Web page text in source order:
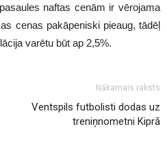
naftas cenām ir vērojama
cenas pakāpeniski pieaug, tādēļ
varētu būt ap 2,5%.
Nākamais raksts
Ventspils futbolisti dodas uz
treniņnometni Kiprā